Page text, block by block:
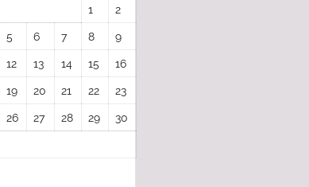
1
2
5 6 7 8
9
12 13 14 15
16
19 20 21 22
23
26 27 28 29
30